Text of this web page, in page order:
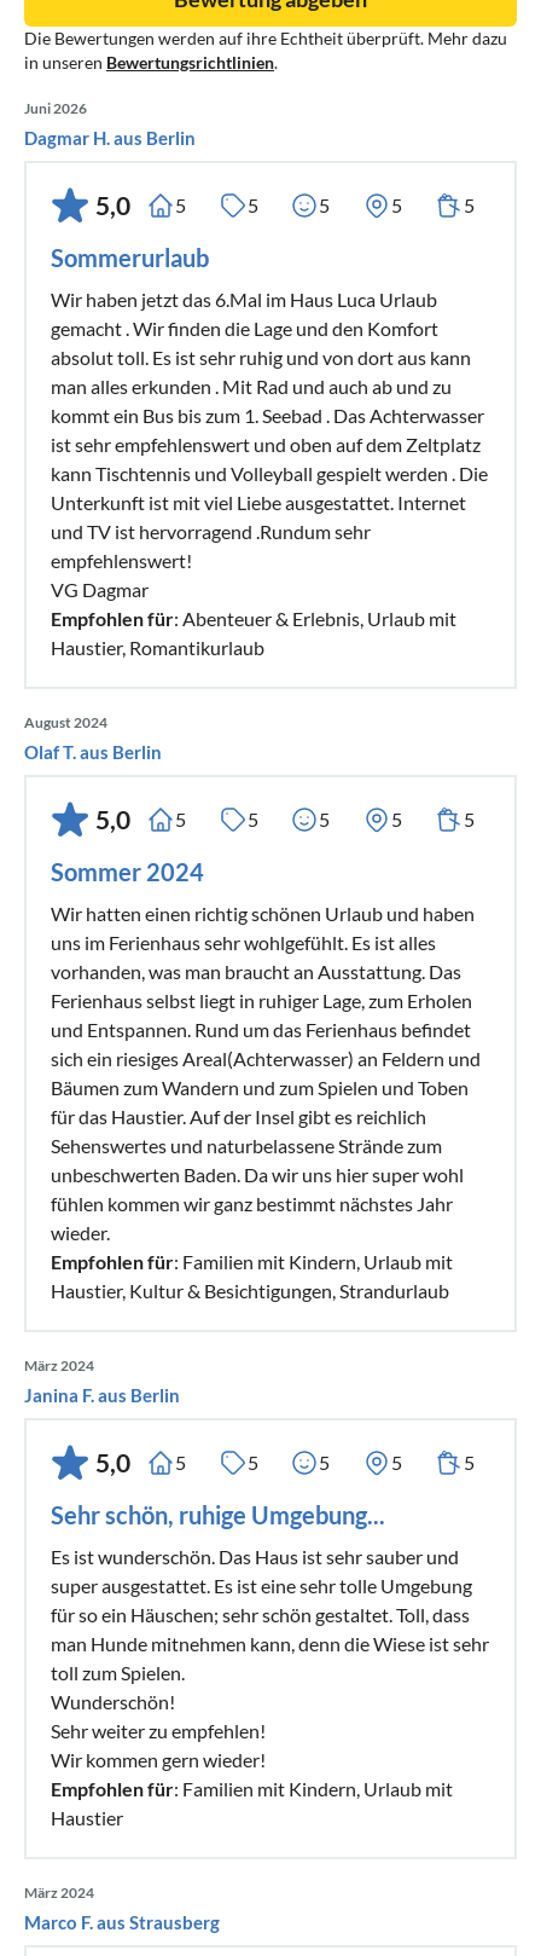
Die Bewertungen werden auf ihre Echtheit überprüft. Mehr dazu
in unseren Bewertungsrichtlinien.
Juni 2026
Dagmar H. aus Berlin
5,0 5 5 5 5 5
Sommerurlaub
Wir haben jetzt das 6.Mal im Haus Luca Urlaub
gemacht . Wir finden die Lage und den Komfort
absolut toll. Es ist sehr ruhig und von dort aus kann
man alles erkunden . Mit Rad und auch ab und zu
kommt ein Bus bis zum 1. Seebad . Das Achterwasser
ist sehr empfehlenswert und oben auf dem Zeltplatz
kann Tischtennis und Volleyball gespielt werden . Die
Unterkunft ist mit viel Liebe ausgestattet. Internet
und TV ist hervorragend .Rundum sehr
empfehlenswert!
VG Dagmar
Empfohlen für: Abenteuer & Erlebnis, Urlaub mit
Haustier, Romantikurlaub
August 2024
Olaf T. aus Berlin
5,0 5 5 5 5 5
Sommer 2024
Wir hatten einen richtig schönen Urlaub und haben
uns im Ferienhaus sehr wohlgefühlt. Es ist alles
vorhanden, was man braucht an Ausstattung. Das
Ferienhaus selbst liegt in ruhiger Lage, zum Erholen
und Entspannen. Rund um das Ferienhaus befindet
sich ein riesiges Areal(Achterwasser) an Feldern und
Bäumen zum Wandern und zum Spielen und Toben
für das Haustier. Auf der Insel gibt es reichlich
Sehenswertes und naturbelassene Strände zum
unbeschwerten Baden. Da wir uns hier super wohl
fühlen kommen wir ganz bestimmt nächstes Jahr
wieder.
Empfohlen für: Familien mit Kindern, Urlaub mit
Haustier, Kultur & Besichtigungen, Strandurlaub
März 2024
Janina F. aus Berlin
5,0 5 5 5 5 5
Sehr schön, ruhige Umgebung...
Es ist wunderschön. Das Haus ist sehr sauber und
super ausgestattet. Es ist eine sehr tolle Umgebung
für so ein Häuschen; sehr schön gestaltet. Toll, dass
man Hunde mitnehmen kann, denn die Wiese ist sehr
toll zum Spielen.
Wunderschön!
Sehr weiter zu empfehlen!
Wir kommen gern wieder!
Empfohlen für: Familien mit Kindern, Urlaub mit
Haustier
März 2024
Marco F. aus Strausberg